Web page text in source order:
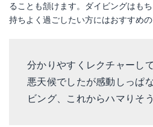
ることも頷けます。ダイビングはも
持ちよく過ごしたい方にはおすすめ
分かりやすくレクチャーし
悪天候でしたが感動しっぱ
ビング、これからハマりそう